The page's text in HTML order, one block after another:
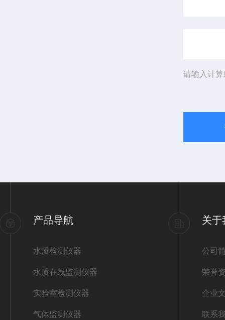
请输入计
产品导航
水质检测仪器
水质在线监测仪器
实验室检测仪器
气体监测仪器
关于
公司
荣誉
企业
联系